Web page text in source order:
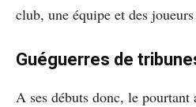
club, une équipe et des
Guéguerres de
A ses débuts donc, le